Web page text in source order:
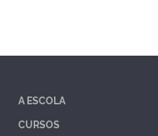
A ESCOLA
CURSOS